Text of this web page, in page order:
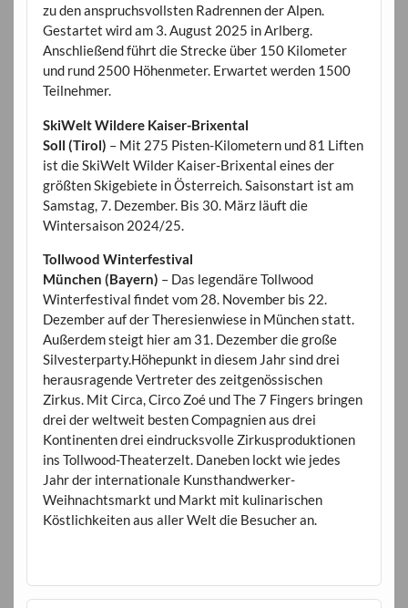
zu den anspruchsvollsten Radrennen der Alpen.
Gestartet wird am 3. August 2025 in Arlberg.
Anschließend führt die Strecke über 150 Kilometer
und rund 2500 Höhenmeter. Erwartet werden 1500
Teilnehmer.
SkiWelt Wildere Kaiser-Brixental
Soll (Tirol) – Mit 275 Pisten-Kilometern und 81 Liften
ist die SkiWelt Wilder Kaiser-Brixental eines der
größten Skigebiete in Österreich. Saisonstart ist am
Samstag, 7. Dezember. Bis 30. März läuft die
Wintersaison 2024/25.
Tollwood Winterfestival
München (Bayern) – Das legendäre Tollwood
Winterfestival findet vom 28. November bis 22.
Dezember auf der Theresienwiese in München statt.
Außerdem steigt hier am 31. Dezember die große
Silvesterparty.Höhepunkt in diesem Jahr sind drei
herausragende Vertreter des zeitgenössischen
Zirkus. Mit Circa, Circo Zoé und The 7 Fingers bringen
drei der weltweit besten Compagnien aus drei
Kontinenten drei eindrucksvolle Zirkusproduktionen
ins Tollwood-Theaterzelt. Daneben lockt wie jedes
Jahr der internationale Kunsthandwerker-
Weihnachtsmarkt und Markt mit kulinarischen
Köstlichkeiten aus aller Welt die Besucher an.